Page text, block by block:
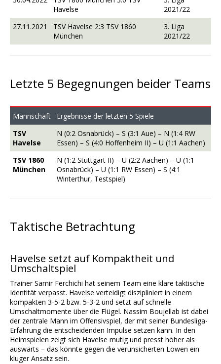
Havelse
2021/22
27.11.2021
TSV Havelse 2:3 TSV 1860
München
3. Liga
2021/22
Letzte 5 Begegnungen beider Teams
Mannschaft
Ergebnisse der letzten 5 Spiele
TSV
Havelse
N (0:2 Osnabrück) – S (3:1 Aue) – N (1:4 RW
Essen) – S (4:0 Hoffenheim II) – U (1:1 Aachen)
TSV 1860
München
N (1:2 Stuttgart II) – U (2:2 Aachen) – U (1:1
Osnabrück) – U (1:1 RW Essen) – S (4:1
Winterthur, Testspiel)
Taktische Betrachtung
Havelse setzt auf Kompaktheit und
Umschaltspiel
Trainer Samir Ferchichi hat seinem Team eine klare taktische
Identität verpasst. Havelse verteidigt diszipliniert in einem
kompakten 3-5-2 bzw. 5-3-2 und setzt auf schnelle
Umschaltmomente über die Flügel. Nassim Boujellab ist dabei
der zentrale Mann im Offensivspiel, der mit seiner Bundesliga-
Erfahrung die entscheidenden Impulse setzen kann. In den
Heimspielen zeigt sich Havelse mutig und presst höher als
auswärts – das könnte gegen die verunsicherten Löwen ein
kluger Ansatz sein.